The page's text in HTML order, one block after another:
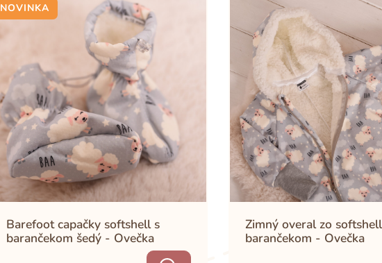
NOVINKA
Barefoot capačky softshell s
barančekom šedý - Ovečka
Zimný overal zo
barančekom - Ovečka